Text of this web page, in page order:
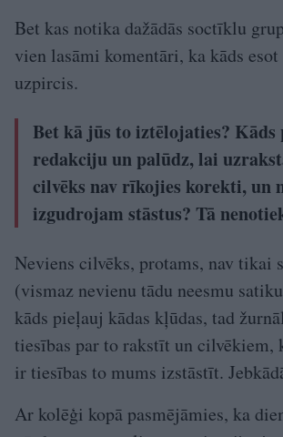
Bet kas notika dažādās soctīklu
vien lasāmi komentāri, ka kāds
uzpircis.
Bet kā jūs to iztēlojaties? Kāds
redakciju un palūdz, lai
cilvēks nav rīkojies korekti, un
izgudrojam stāstus? Tā
Neviens cilvēks, protams, nav tikai
(vismaz nevienu tādu neesmu
kāds pieļauj kādas kļūdas, tad
tiesības par to rakstīt un cilvēkiem,
ir tiesības to mums izstāstīt.
Ar kolēģi kopā pasmējāmies, ka